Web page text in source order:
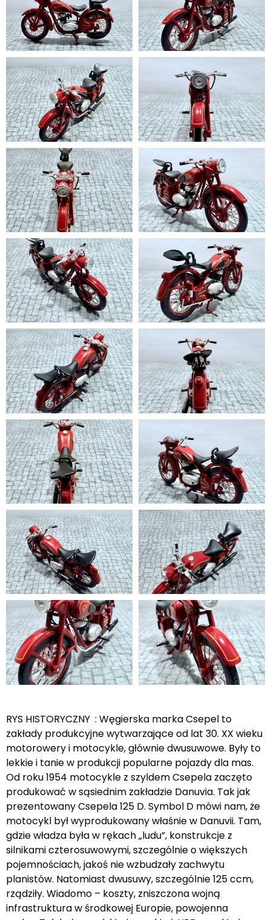
RYS HISTORYCZNY : Węgierska marka Csepel to
zakłady produkcyjne wytwarzające od lat 30. XX wieku
motorowery i motocykle, głównie dwusuwowe. Były to
lekkie i tanie w produkcji popularne pojazdy dla mas.
Od roku 1954 motocykle z szyldem Csepela zaczęto
produkować w sąsiednim zakładzie Danuvia. Tak jak
prezentowany Csepela 125 D. Symbol D mówi nam, że
motocykl był wyprodukowany właśnie w Danuvii. Tam,
gdzie władza była w rękach „ludu”, konstrukcje z
silnikami czterosuwowymi, szczególnie o większych
pojemnościach, jakoś nie wzbudzały zachwytu
planistów. Natomiast dwusuwy, szczególnie 125 ccm,
rządziły. Wiadomo – koszty, zniszczona wojną
infrastruktura w środkowej Europie, powojenna